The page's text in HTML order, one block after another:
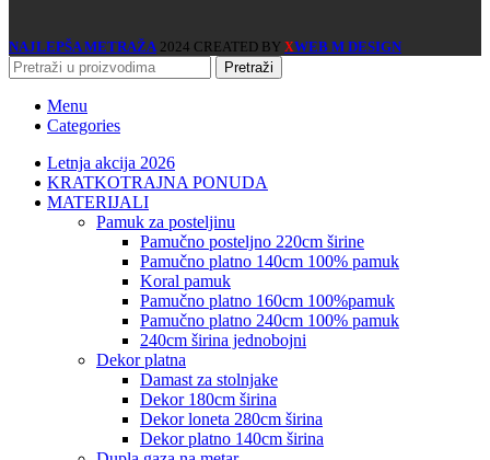
NAJLEPŠA METRAŽA 2024 CREATED BY XWEB M DESIGN
Pretraži
Menu
Categories
Letnja akcija 2026
KRATKOTRAJNA PONUDA
MATERIJALI
pamuk za posteljinu
pamučno posteljno 220cm širine
pamučno platno 140cm 100% pamuk
koral pamuk
pamučno platno 160cm 100%pamuk
pamučno platno 240cm 100% pamuk
240cm širina jednobojni
dekor platna
damast za stolnjake
dekor 180cm širina
dekor loneta 280cm širina
dekor platno 140cm širina